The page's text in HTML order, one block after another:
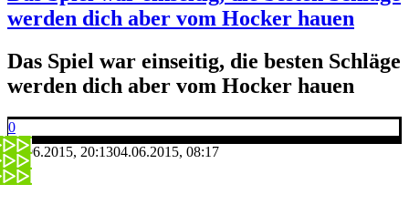
werden dich aber vom Hocker hauen
Das Spiel war einseitig, die besten Schläge
werden dich aber vom Hocker hauen
0
03.06.2015, 20:1304.06.2015, 08:17